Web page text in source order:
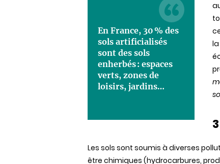
En France, 30 % des
sols artificialisés
sont des sols
enherbés : espaces
verts, zones de
loisirs, jardins…
Les sols sont soumis à diverses
être chimiques (hydrocarbures,